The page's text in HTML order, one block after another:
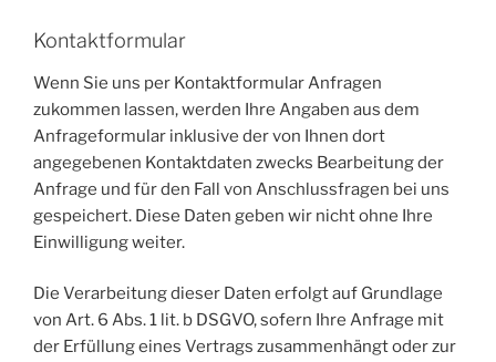
Kontaktformular
Wenn Sie uns per Kontaktformular Anfragen
zukommen lassen, werden Ihre Angaben aus dem
Anfrageformular inklusive der von Ihnen dort
angegebenen Kontaktdaten zwecks Bearbeitung der
Anfrage und für den Fall von Anschlussfragen bei uns
gespeichert. Diese Daten geben wir nicht ohne Ihre
Einwilligung weiter.
Die Verarbeitung dieser Daten erfolgt auf Grundlage
von Art. 6 Abs. 1 lit. b DSGVO, sofern Ihre Anfrage mit
der Erfüllung eines Vertrags zusammenhängt oder zur